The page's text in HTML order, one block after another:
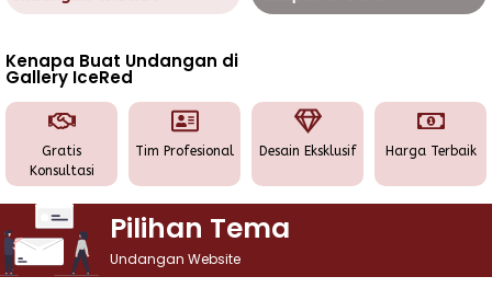
Kenapa Buat Undangan di
Gallery IceRed
Gratis
Konsultasi
Tim Profesional Desain Eksklusif Harga Terbaik
Pilihan Tema
Undangan Website